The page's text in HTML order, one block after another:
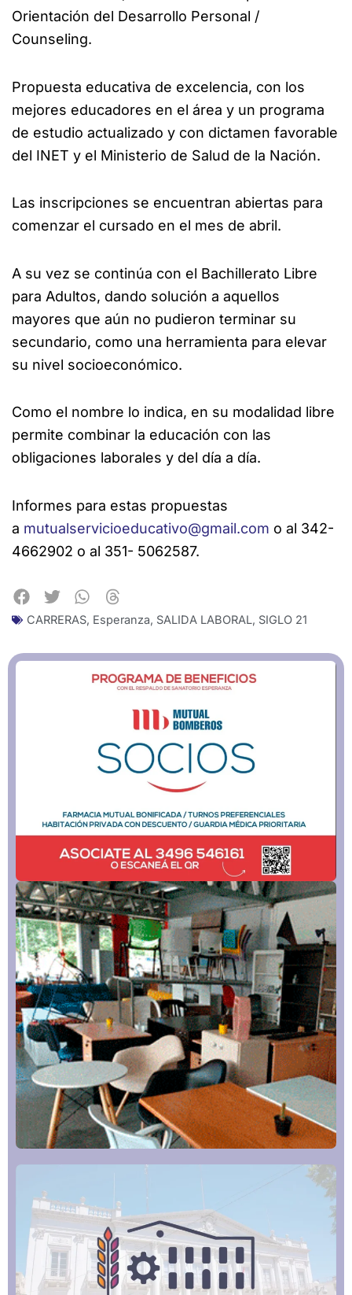
Orientación del Desarrollo Personal /
Counseling.
Propuesta educativa de excelencia, con los
mejores educadores en el área y un programa
de estudio actualizado y con dictamen favorable
del INET y el Ministerio de Salud de la Nación.
Las inscripciones se encuentran abiertas para
comenzar el cursado en el mes de abril.
A su vez se continúa con el Bachillerato Libre
para Adultos, dando solución a aquellos
mayores que aún no pudieron terminar su
secundario, como una herramienta para elevar
su nivel socioeconómico.
Como el nombre lo indica, en su modalidad libre
permite combinar la educación con las
obligaciones laborales y del día a día.
Informes para estas propuestas
a mutualservicioeducativo@gmail.com o al 342-
4662902 o al 351- 5062587.
CARRERAS, Esperanza, SALIDA LABORAL, SIGLO 21